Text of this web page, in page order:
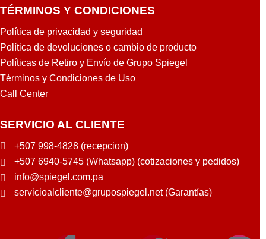
TÉRMINOS Y CONDICIONES
Política de privacidad y seguridad
Política de devoluciones o cambio de producto
Políticas de Retiro y Envío de Grupo Spiegel
Términos y Condiciones de Uso
Call Center
SERVICIO AL CLIENTE
+507 998-4828 (recepcion)
+507 6940-5745 (Whatsapp) (cotizaciones y pedidos)
info@spiegel.com.pa
servicioalcliente@grupospiegel.net (Garantías)